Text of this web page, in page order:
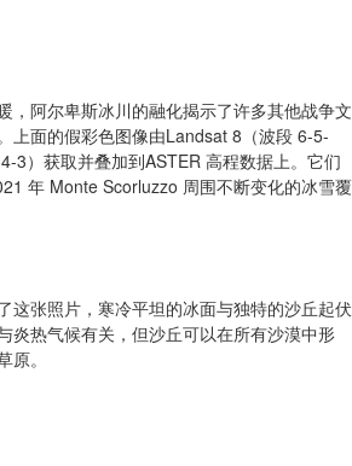
，阿尔卑斯冰川的融化揭示了许多其他战争文
上面的假彩色图像由Landsat 8（波段 6-5-
3）获取并叠加到ASTER 高程数据上。它们
年 Monte Scorluzzo 周围不断变化的冰雪覆
这张照片，寒冷平坦的冰面与独特的沙丘起伏
炎热气候有关，但沙丘可以在所有沙漠中形
。